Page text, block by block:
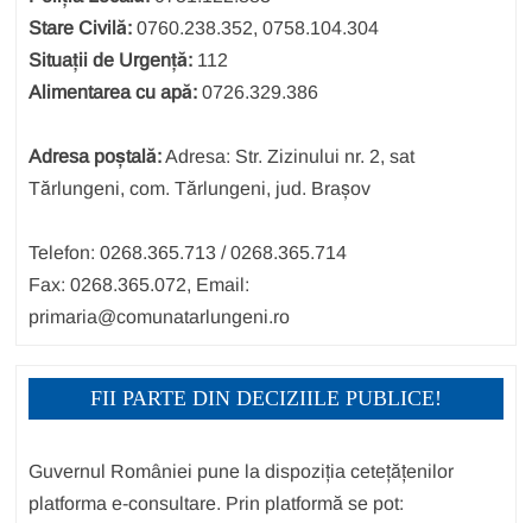
Stare Civilă: 0760.238.352, 0758.104.304
Situații de Urgență: 112
Alimentarea cu apă: 0726.329.386
Adresa poștală:Adresa: Str. Zizinului nr. 2, sat
Tărlungeni, com. Tărlungeni, jud. Brașov
Telefon: 0268.365.713 / 0268.365.714
Fax: 0268.365.072, Email:
primaria@comunatarlungeni.ro
FII PARTE DIN DECIZIILE PUBLICE!
Guvernul României pune la dispoziția cetețățenilor
platforma e-consultare. Prin platformă se pot: